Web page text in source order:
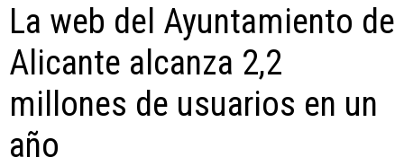
La web del Ayuntamiento de
Alicante alcanza 2,2
millones de usuarios en un
año